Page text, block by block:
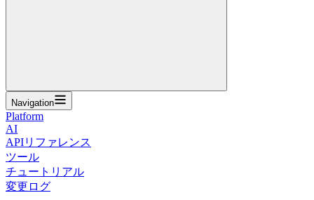
Navigation
Platform
AI
APIリファレンス
ツール
チュートリアル
変更ログ